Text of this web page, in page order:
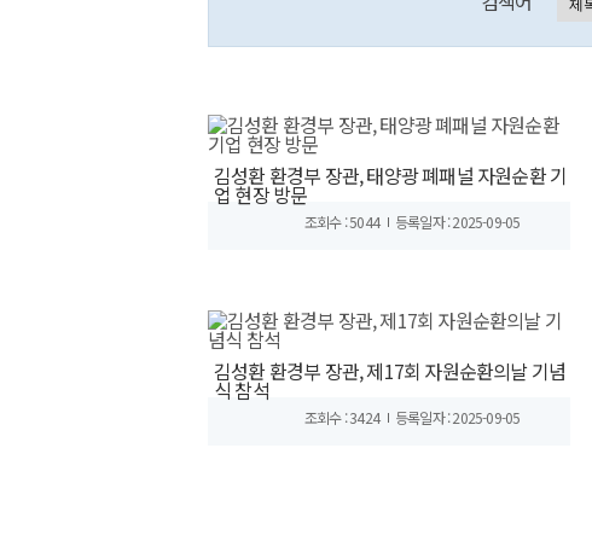
김성환 환경부 장관, 태양광 폐패널 자원순환 기
업 현장 방문
조회수 : 5044 등록일자 : 2025-09-05
김성환 환경부 장관, 제17회 자원순환의날 기념
식 참석
조회수 : 3424 등록일자 : 2025-09-05